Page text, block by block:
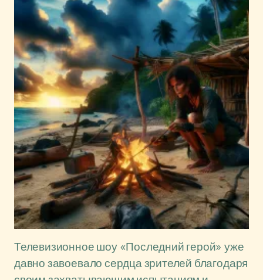
Телевизионное шоу «Последний герой» уже
давно завоевало сердца зрителей благодаря